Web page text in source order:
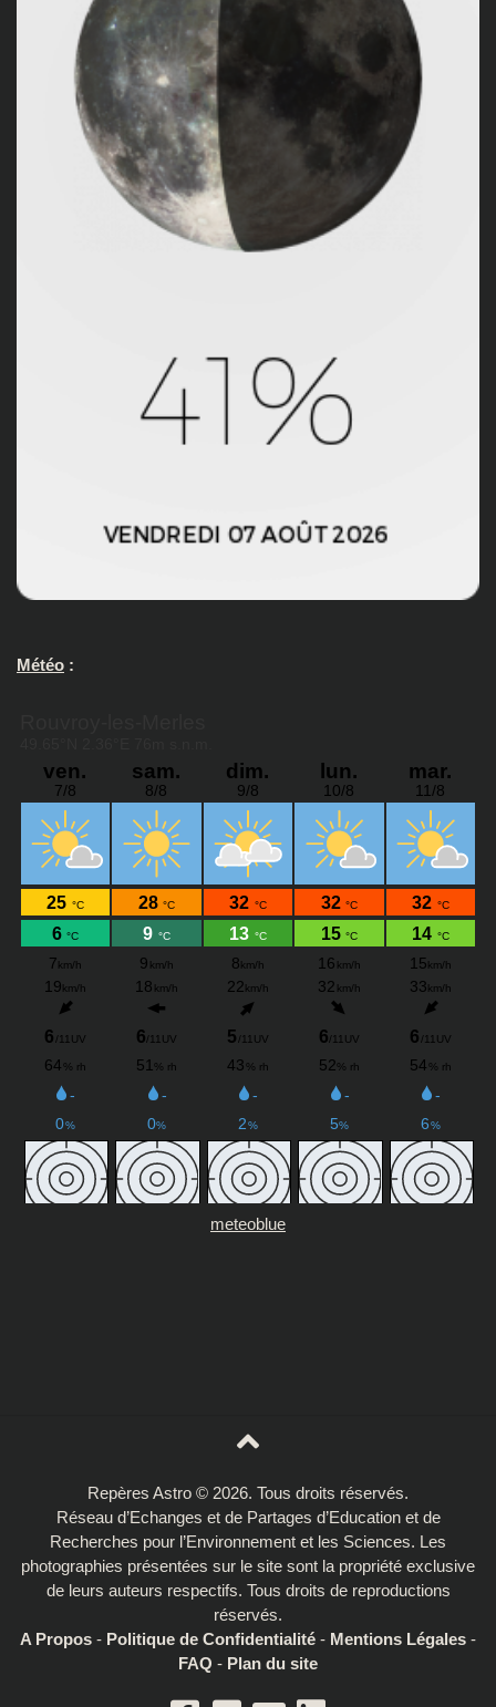
Météo :
meteoblue
Repères Astro © 2026. Tous droits réservés.
Réseau d’Echanges et de Partages d’Education et de
Recherches pour l’Environnement et les Sciences. Les
photographies présentées sur le site sont la propriété exclusive
de leurs auteurs respectifs. Tous droits de reproductions
réservés.
A Propos - Politique de Confidentialité - Mentions Légales -
FAQ - Plan du site